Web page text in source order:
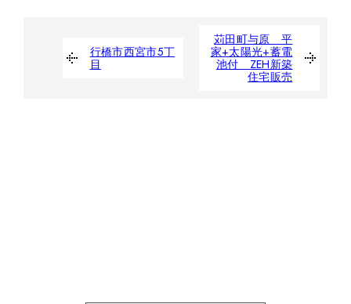
行橋市西宮市5丁
目
苅田町与原 平
家+太陽光+蓄電
池付 ZEH新築
住宅販売